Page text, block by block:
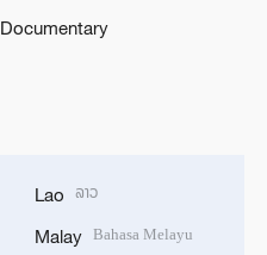
Documentary
Lao ລາວ
Malay Bahasa Melayu